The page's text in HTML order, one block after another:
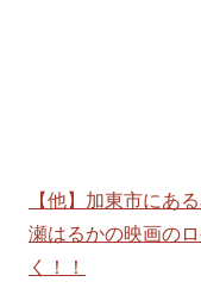
【他】加東市にあ
瀬はるかの映画の
く！！